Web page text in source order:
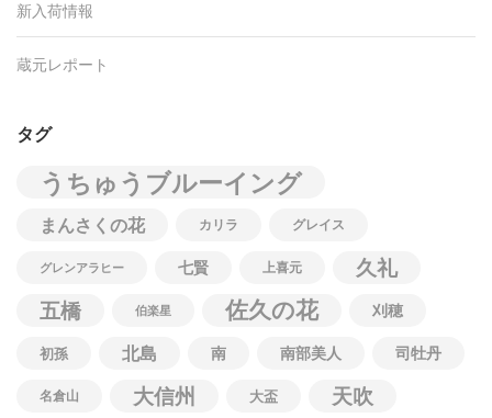
新入荷情報
蔵元レポート
タグ
うちゅうブルーイング
まんさくの花 カリラ グレイス
グレンアラヒー 七賢 上喜元
久礼
五橋
伯楽星 佐久の花 刈穂
初孫 北島 南 南部美人 司牡丹
名倉山 大信州 大盃 天吹